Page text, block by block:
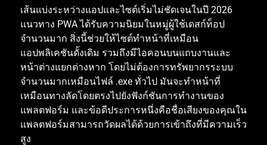
เส้นแบ่งระหว่างแอปและไซต์เริ่มไม่ชัดเจนในปี 2026
แนวทาง PWAได้รับความนิยมในหมู่ผู้ใช้เดสก์ท็อป
จำนวนมาก สิ่งนี้ช่วยให้ไซต์ทำหน้าที่เหมือน
แอปพลิเคชันดั้งเดิม รวมถึงมีไอคอนบนแถบงานและ
หน้าต่างแยกต่างหาก โดยไม่ต้องการทรัพยากรระบบ
จำนวนมากเหมือนไฟล์ .exe ทั่วไป มันจะทำหน้าที่
เหมือนทางลัดโดยตรงไปยังฟังก์ชันการทำงานของ
แพลตฟอร์ม และข้อดีประการหนึ่งคือชื่อเสียงของคุณใน
แพลตฟอร์มสามารถวัดผลได้ด้วยการเข้าถึงที่มีความเร็ว
สูง